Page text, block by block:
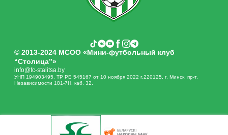
© 2013-2024 МСОО «Мини-футбольный клуб
“Столица”»
info@fc-stalitsa.by
УНП 194903495. ТР РБ 545167 от 10 ноября 2022 г.220125, г. Минск, пр-т.
Независимости 181-7Н, каб. 32.